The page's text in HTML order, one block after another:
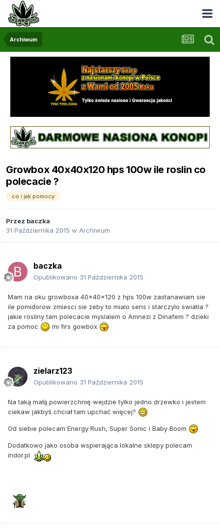
Archiwum
Growbox 40x40x120 hps 100w ile roslin co
polecacie ?
co i jak pomocy
Przez baczka
31 Października 2015 w Archiwum
baczka
Opublikowano 31 Października 2015
Mam na oku growboxa 40x40x120 z hps 100w zastanawiam sie
ile pomidorow zmiesci sie zeby to mialo sens i starczylo swiatla ?
jakie rosliny tam polecacie myslalem o Amnezi z Dinafem ? dzieki
za pomoc
mi firs gowbox
zielarz123
Opublikowano 31 Października 2015
Na taką małą powierzchnię wejdzie tylko jedno drzewko i jestem
ciekaw jakbyś chciał tam upchać więcej?
Od siebie polecam Energy Rush, Super Sonic i Baby Boom
Dodatkowo jako osoba wspierająca lokalne sklepy polecam
indor.pl